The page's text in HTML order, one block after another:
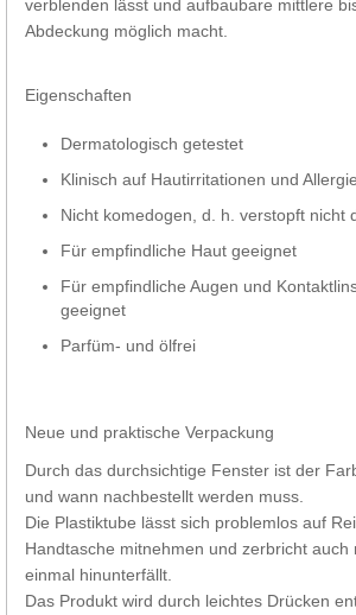
verblenden lässt und aufbaubare mittlere
Abdeckung möglich macht.
Eigenschaften
Dermatologisch getestet
Klinisch auf Hautirritationen und
Nicht komedogen, d. h. verstopft nicht
Für empfindliche Haut geeignet
Für empfindliche Augen und
geeignet
Parfüm- und ölfrei
Neue und praktische Verpackung
Durch das durchsichtige Fenster ist der
und wann nachbestellt werden muss.
Die Plastiktube lässt sich problemlos auf
Handtasche mitnehmen und zerbricht auch
einmal hinunterfällt.
Das Produkt wird durch leichtes Drücken